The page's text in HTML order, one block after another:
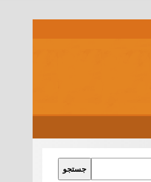
جستجو